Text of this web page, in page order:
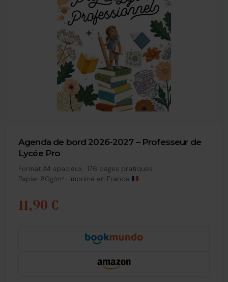
Agenda de bord 2026-2027 – Professeur de
Lycée Pro
Format A4 spacieux · 176 pages pratiques
Papier 80g/m² · Imprimé en France
11,90 €